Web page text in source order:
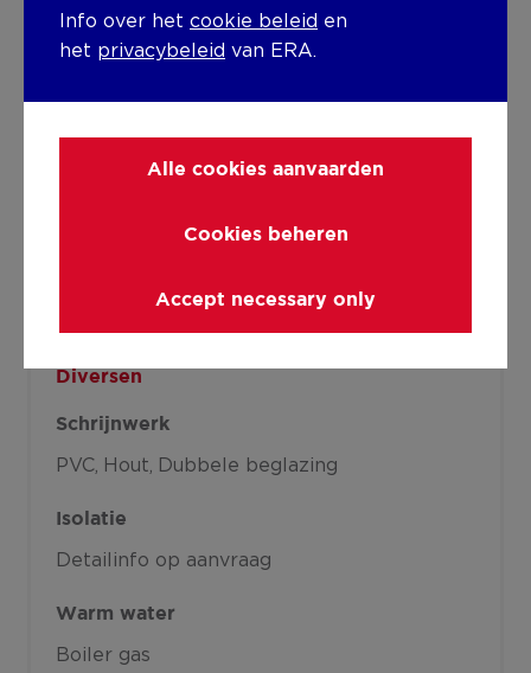
Verwarming
Individuele verwarming
Directe verwarming
Diversen
Schrijnwerk
PVC Hout Dubbele beglazing
Isolatie
Detailinfo op aanvraag
Warm water
Boiler gas
Info over het cookie beleid en
het privacybeleid van ERA.
Alle cookies aanvaarden
Cookies beheren
Accept necessary only